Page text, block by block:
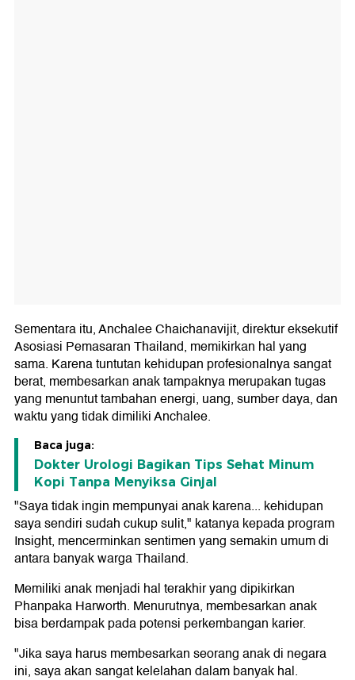
Sementara itu, Anchalee Chaichanavijit, direktur eksekutif
Asosiasi Pemasaran Thailand, memikirkan hal yang
sama. Karena tuntutan kehidupan profesionalnya sangat
berat, membesarkan anak tampaknya merupakan tugas
yang menuntut tambahan energi, uang, sumber daya, dan
waktu yang tidak dimiliki Anchalee.
Baca juga:
Dokter Urologi Bagikan Tips Sehat Minum
Kopi Tanpa Menyiksa Ginjal
"Saya tidak ingin mempunyai anak karena... kehidupan
saya sendiri sudah cukup sulit," katanya kepada program
Insight, mencerminkan sentimen yang semakin umum di
antara banyak warga Thailand.
Memiliki anak menjadi hal terakhir yang dipikirkan
Phanpaka Harworth. Menurutnya, membesarkan anak
bisa berdampak pada potensi perkembangan karier.
"Jika saya harus membesarkan seorang anak di negara
ini, saya akan sangat kelelahan dalam banyak hal.